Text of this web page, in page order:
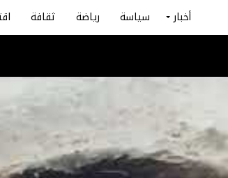
أخبار سياسة رياضة ثقافة